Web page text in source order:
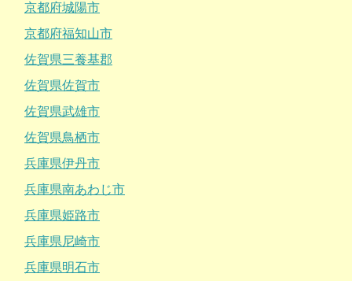
京都府城陽市
京都府福知山市
佐賀県三養基郡
佐賀県佐賀市
佐賀県武雄市
佐賀県鳥栖市
兵庫県伊丹市
兵庫県南あわじ市
兵庫県姫路市
兵庫県尼崎市
兵庫県明石市